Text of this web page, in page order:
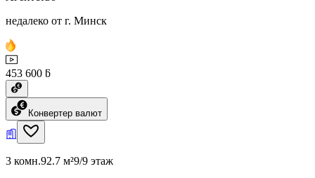
недалеко от г. Минск
453 600 ƃ
Конвертер валют
3 комн.92.7 м²9/9 этаж